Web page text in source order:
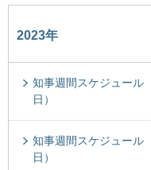
2023年
知事週間スケジュール
日）
知事週間スケジュール
日）